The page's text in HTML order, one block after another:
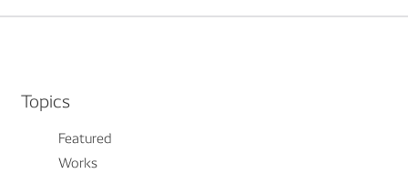
Topics
Featured
Works